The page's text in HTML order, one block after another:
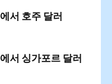
서 호주 달러
서 싱가포르 달러